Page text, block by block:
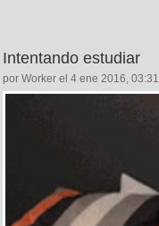
Intentando estudiar
por Worker el 4 ene 2016, 03:31